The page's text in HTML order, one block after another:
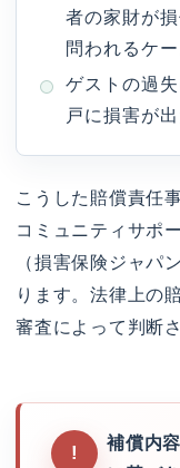
者の家財が
問われるケー
ゲストの過
戸に損害が出
こうした賠償責任
コミュニティサポ
（損害保険ジャパ
ります。法律上の
審査によって判断
補償内